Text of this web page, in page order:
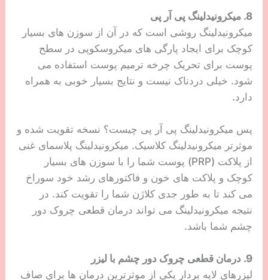
روبالشتی های ابریشمی (و به طور کلی الیاف ابریشم)
برای افرادی که با آلرژی سروکار دارند نیز عالی هستند،
زیرا ابریشم یک محافظ طبیعی در برابر محرک های
معمول پوست مانند گرد و غبار است. تحریک کمتر به
معنای یک سد پوستی سالم و دارای چین و چروک کمتر
است. و از آنجایی که روبالشی‌های ابریشمی کمتر از پنبه
جذب کننده هستند، «روغن‌های طبیعی صورت شما را از
بین نمی‌برند»، «که به مرطوب نگه داشتن پوست در
طول شب کمک می‌کند.»
پیشنهاد:انواع روبالشتی های ابریشمی با کیفیت را با
قیمت مناسب می‌توانید از فروشگاه اینترنتی دیجی کالا
8. میکرونیدلینگ پی آر پی